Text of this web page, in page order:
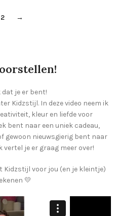
2 →
dat je er bent!
Kidzstijl. In deze video neem ik
kleur en liefde voor
bent naar een uniek cadeau,
gewoon nieuwsgierig bent naar
je er graag meer over!
Kidzstijl voor jou (en je kleintje)
💛